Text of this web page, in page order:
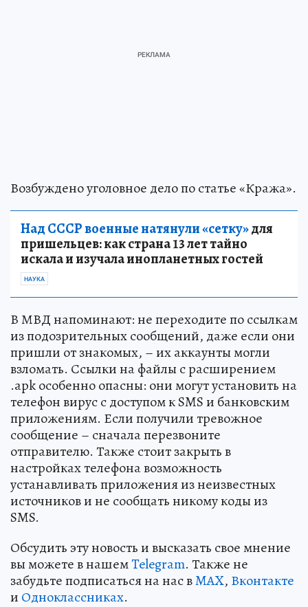
Возбуждено уголовное дело по статье «Кража».
Над СССР военные натянули «сетку»для
пришельцев: как страна 13 лет тайно
искала и изучала инопланетных гостей
НАУКА
В МВД напоминают: не переходите по ссылкам
из подозрительных сообщений, даже если они
пришли от знакомых, – их аккаунты могли
взломать. Ссылки на файлы с расширением
.apk особенно опасны: они могут установить на
телефон вирус с доступом к SMS и банковским
приложениям. Если получили тревожное
сообщение – сначала перезвоните
отправителю. Также стоит закрыть в
настройках телефона возможность
устанавливать приложения из неизвестных
источников и не сообщать никому коды из
SMS.
Обсудить эту новость и высказать свое мнение
вы можете в нашемTelegram. Также не
забудьте подписаться на нас вMAX, Вконтакте
и Одноклассниках.